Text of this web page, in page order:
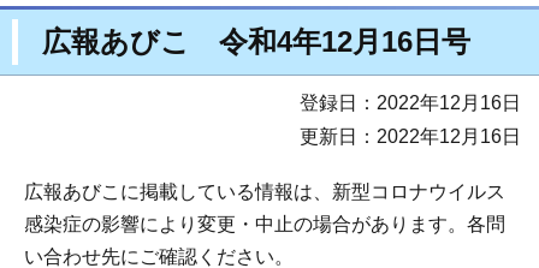
広報あびこ 令和4年12月16日号
登録日：2022年12月16日
更新日：2022年12月16日
広報あびこに掲載している情報は、新型コロナウイルス
感染症の影響により変更・中止の場合があります。各問
い合わせ先にご確認ください。